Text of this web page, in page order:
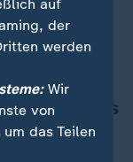
25
Jahren
Das
auf
der
werden
Wir
von
das Teilen